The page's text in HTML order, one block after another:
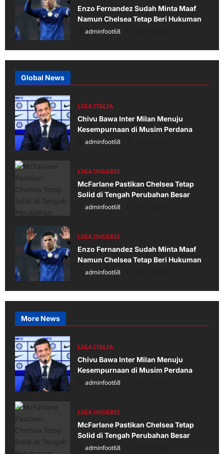
Enzo Fernandez Sudah Minta Maaf
Namun Chelsea Tetap Beri Hukuman
adminfoot68
Global News
LIGA ITALIA
Chivu Bawa Inter Milan Menuju
Kesempurnaan di Musim Perdana
adminfoot68
LIGA INGGRIS
McFarlane Pastikan Chelsea Tetap
Solid di Tengah Perubahan Besar
adminfoot68
LIGA INGGRIS
Enzo Fernandez Sudah Minta Maaf
Namun Chelsea Tetap Beri Hukuman
adminfoot68
More News
LIGA ITALIA
Chivu Bawa Inter Milan Menuju
Kesempurnaan di Musim Perdana
adminfoot68
LIGA INGGRIS
McFarlane Pastikan Chelsea Tetap
Solid di Tengah Perubahan Besar
adminfoot68